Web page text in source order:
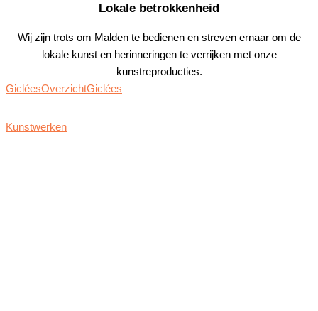
Lokale betrokkenheid
Wij zijn trots om Malden te bedienen en streven ernaar om de
lokale kunst en herinneringen te verrijken met onze
kunstreproducties.
GicléesOverzichtGiclées
Kunstwerken